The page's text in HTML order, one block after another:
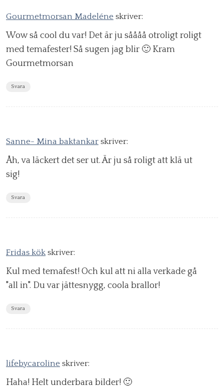
Gourmetmorsan Madeléne skriver:
Wow så cool du var! Det är ju såååå otroligt roligt
med temafester! Så sugen jag blir 🙂 Kram
Gourmetmorsan
Svara
Sanne- Mina baktankar skriver:
Åh, va läckert det ser ut. Är ju så roligt att klä ut
sig!
Svara
Fridas kök skriver:
Kul med temafest! Och kul att ni alla verkade gå
"all in". Du var jättesnygg, coola brallor!
Svara
lifebycaroline skriver:
Haha! Helt underbara bilder! 🙂